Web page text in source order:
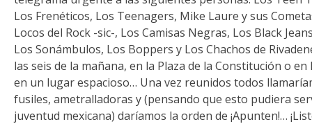
Los Frenéticos, Los Teenagers, Mike Laure y sus
Locos del Rock -sic-, Los Camisas Negras, Los Black
Los Sonámbulos, Los Boppers y Los Chachos de
las seis de la mañana, en la Plaza de la Constitución o en
en un lugar espacioso… Una vez reunidos todos
fusiles, ametralladoras y (pensando que esto pudiera
juventud mexicana) daríamos la orden de ¡Apunten!…